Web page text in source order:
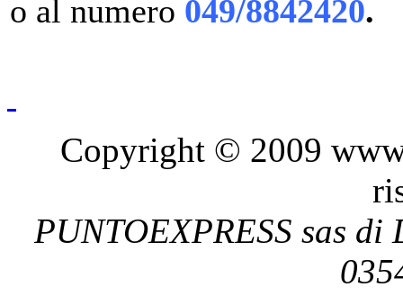
o al numero 049/8842420.
Copyright © 2009
PUNTOEXPRESS sas